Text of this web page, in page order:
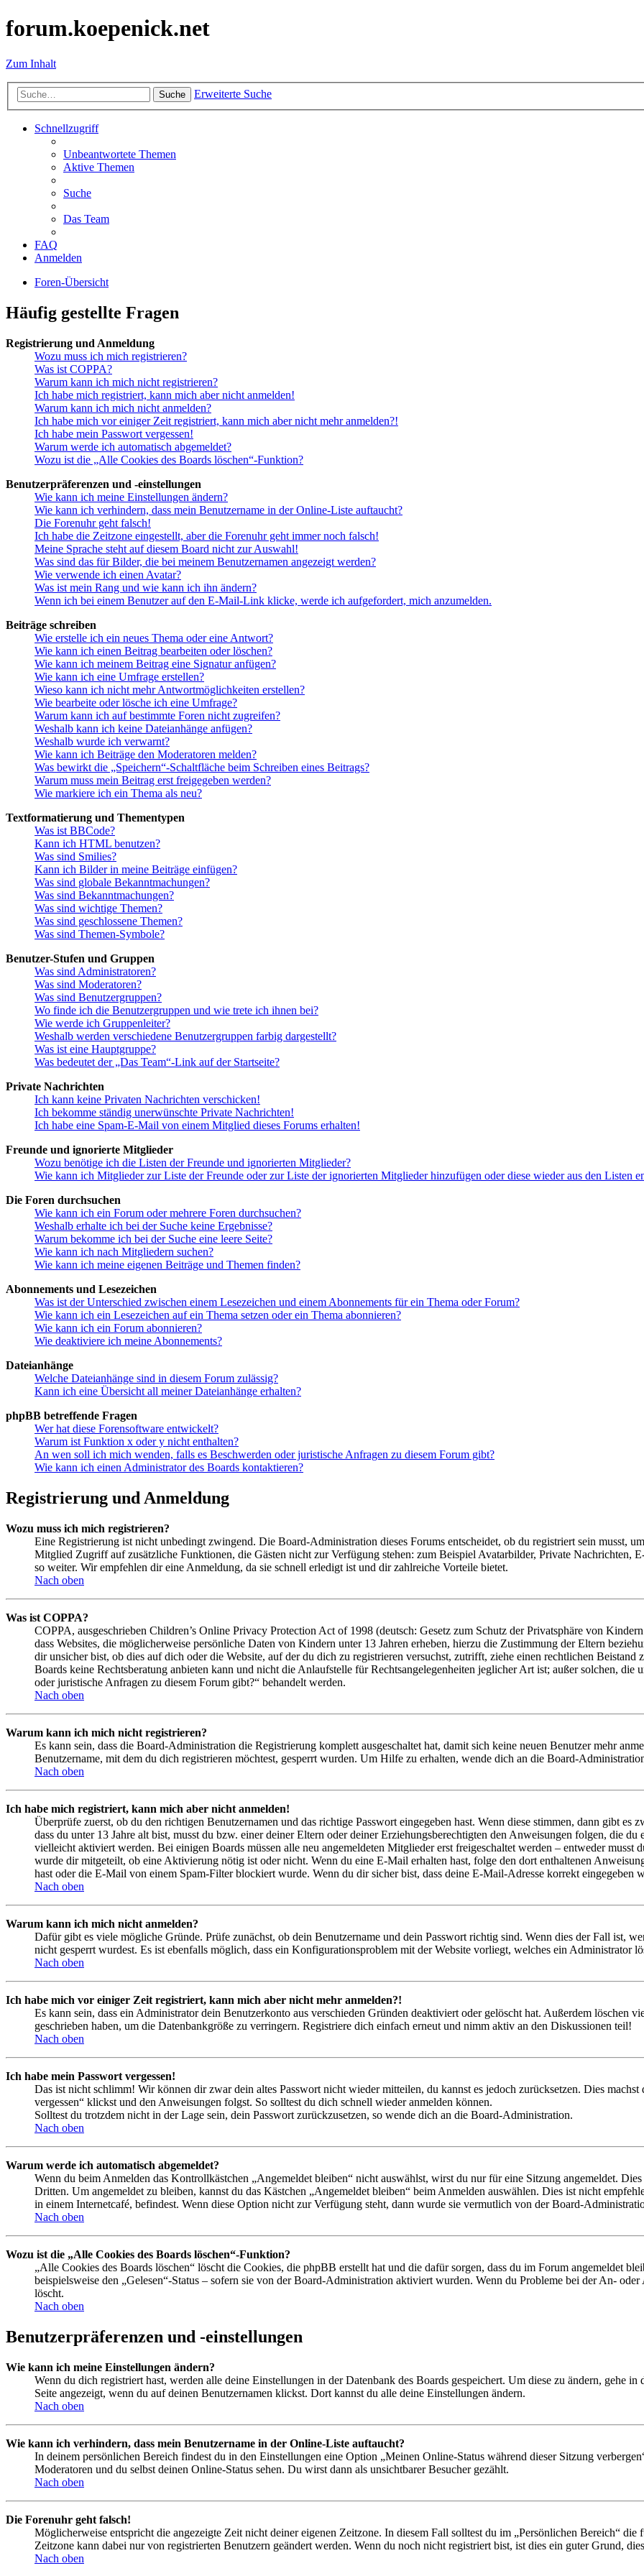
forum.koepenick.net
Zum Inhalt
Suche Erweiterte Suche
Schnellzugriff
Unbeantwortete Themen
Aktive Themen
Suche
Das Team
FAQ
Anmelden
Foren-Übersicht
Häufig gestellte Fragen
Registrierung und Anmeldung
Wozu muss ich mich registrieren?
Was ist COPPA?
Warum kann ich mich nicht registrieren?
Ich habe mich registriert, kann mich aber nicht anmelden!
Warum kann ich mich nicht anmelden?
Ich habe mich vor einiger Zeit registriert, kann mich aber nicht mehr anmelden?!
Ich habe mein Passwort vergessen!
Warum werde ich automatisch abgemeldet?
Wozu ist die „Alle Cookies des Boards löschen“-Funktion?
Benutzerpräferenzen und -einstellungen
Wie kann ich meine Einstellungen ändern?
Wie kann ich verhindern, dass mein Benutzername in der Online-Liste auftaucht?
Die Forenuhr geht falsch!
Ich habe die Zeitzone eingestellt, aber die Forenuhr geht immer noch falsch!
Meine Sprache steht auf diesem Board nicht zur Auswahl!
Was sind das für Bilder, die bei meinem Benutzernamen angezeigt werden?
Wie verwende ich einen Avatar?
Was ist mein Rang und wie kann ich ihn ändern?
Wenn ich bei einem Benutzer auf den E-Mail-Link klicke, werde ich aufgefordert, mich anzumelden.
Beiträge schreiben
Wie erstelle ich ein neues Thema oder eine Antwort?
Wie kann ich einen Beitrag bearbeiten oder löschen?
Wie kann ich meinem Beitrag eine Signatur anfügen?
Wie kann ich eine Umfrage erstellen?
Wieso kann ich nicht mehr Antwortmöglichkeiten erstellen?
Wie bearbeite oder lösche ich eine Umfrage?
Warum kann ich auf bestimmte Foren nicht zugreifen?
Weshalb kann ich keine Dateianhänge anfügen?
Weshalb wurde ich verwarnt?
Wie kann ich Beiträge den Moderatoren melden?
Was bewirkt die „Speichern“-Schaltfläche beim Schreiben eines Beitrags?
Warum muss mein Beitrag erst freigegeben werden?
Wie markiere ich ein Thema als neu?
Textformatierung und Thementypen
Was ist BBCode?
Kann ich HTML benutzen?
Was sind Smilies?
Kann ich Bilder in meine Beiträge einfügen?
Was sind globale Bekanntmachungen?
Was sind Bekanntmachungen?
Was sind wichtige Themen?
Was sind geschlossene Themen?
Was sind Themen-Symbole?
Benutzer-Stufen und Gruppen
Was sind Administratoren?
Was sind Moderatoren?
Was sind Benutzergruppen?
Wo finde ich die Benutzergruppen und wie trete ich ihnen bei?
Wie werde ich Gruppenleiter?
Weshalb werden verschiedene Benutzergruppen farbig dargestellt?
Was ist eine Hauptgruppe?
Was bedeutet der „Das Team“-Link auf der Startseite?
Private Nachrichten
Ich kann keine Privaten Nachrichten verschicken!
Ich bekomme ständig unerwünschte Private Nachrichten!
Ich habe eine Spam-E-Mail von einem Mitglied dieses Forums erhalten!
Freunde und ignorierte Mitglieder
Wozu benötige ich die Listen der Freunde und ignorierten Mitglieder?
Wie kann ich Mitglieder zur Liste der Freunde oder zur Liste der ignorierten Mitglieder hinzufügen oder diese wieder aus den Listen
Die Foren durchsuchen
Wie kann ich ein Forum oder mehrere Foren durchsuchen?
Weshalb erhalte ich bei der Suche keine Ergebnisse?
Warum bekomme ich bei der Suche eine leere Seite?
Wie kann ich nach Mitgliedern suchen?
Wie kann ich meine eigenen Beiträge und Themen finden?
Abonnements und Lesezeichen
Was ist der Unterschied zwischen einem Lesezeichen und einem Abonnements für ein Thema oder Forum?
Wie kann ich ein Lesezeichen auf ein Thema setzen oder ein Thema abonnieren?
Wie kann ich ein Forum abonnieren?
Wie deaktiviere ich meine Abonnements?
Dateianhänge
Welche Dateianhänge sind in diesem Forum zulässig?
Kann ich eine Übersicht all meiner Dateianhänge erhalten?
phpBB betreffende Fragen
Wer hat diese Forensoftware entwickelt?
Warum ist Funktion x oder y nicht enthalten?
An wen soll ich mich wenden, falls es Beschwerden oder juristische Anfragen zu diesem Forum gibt?
Wie kann ich einen Administrator des Boards kontaktieren?
Registrierung und Anmeldung
Wozu muss ich mich registrieren?
Eine Registrierung ist nicht unbedingt zwingend. Die Board-Administration dieses Forums entscheidet, ob du registriert sein musst,
Mitglied Zugriff auf zusätzliche Funktionen, die Gästen nicht zur Verfügung stehen: zum Beispiel Avatarbilder, Private Nachrichten,
so weiter. Wir empfehlen dir eine Anmeldung, da sie schnell erledigt ist und dir zahlreiche Vorteile bietet.
Nach oben
Was ist COPPA?
COPPA, ausgeschrieben Children’s Online Privacy Protection Act of 1998 (deutsch: Gesetz zum Schutz der Privatsphäre von
dass Websites, die möglicherweise persönliche Daten von Kindern unter 13 Jahren erheben, hierzu die Zustimmung der Eltern
dir unsicher bist, ob dies auf dich oder die Website, auf der du dich zu registrieren versuchst, zutrifft, ziehe einen rechtlichen
Boards keine Rechtsberatung anbieten kann und nicht die Anlaufstelle für Rechtsangelegenheiten jeglicher Art ist; außer solchen,
oder juristische Anfragen zu diesem Forum gibt?“ behandelt werden.
Nach oben
Warum kann ich mich nicht registrieren?
Es kann sein, dass die Board-Administration die Registrierung komplett ausgeschaltet hat, damit sich keine neuen Benutzer mehr
Benutzername, mit dem du dich registrieren möchtest, gesperrt wurden. Um Hilfe zu erhalten, wende dich an die Board-
Nach oben
Ich habe mich registriert, kann mich aber nicht anmelden!
Überprüfe zuerst, ob du den richtigen Benutzernamen und das richtige Passwort eingegeben hast. Wenn diese stimmen, dann gibt es
dass du unter 13 Jahre alt bist, musst du bzw. einer deiner Eltern oder deiner Erziehungsberechtigten den Anweisungen folgen, die
vielleicht aktiviert werden. Bei einigen Boards müssen alle neu angemeldeten Mitglieder erst freigeschaltet werden – entweder musst
wurde dir mitgeteilt, ob eine Aktivierung nötig ist oder nicht. Wenn du eine E-Mail erhalten hast, folge den dort enthaltenen
hast oder die E-Mail von einem Spam-Filter blockiert wurde. Wenn du dir sicher bist, dass deine E-Mail-Adresse korrekt eingegeben
Nach oben
Warum kann ich mich nicht anmelden?
Dafür gibt es viele mögliche Gründe. Prüfe zunächst, ob dein Benutzername und dein Passwort richtig sind. Wenn dies der Fall ist,
nicht gesperrt wurdest. Es ist ebenfalls möglich, dass ein Konfigurationsproblem mit der Website vorliegt, welches ein Administrator
Nach oben
Ich habe mich vor einiger Zeit registriert, kann mich aber nicht mehr anmelden?!
Es kann sein, dass ein Administrator dein Benutzerkonto aus verschieden Gründen deaktiviert oder gelöscht hat. Außerdem löschen
geschrieben haben, um die Datenbankgröße zu verringern. Registriere dich einfach erneut und nimm aktiv an den Diskussionen teil!
Nach oben
Ich habe mein Passwort vergessen!
Das ist nicht schlimm! Wir können dir zwar dein altes Passwort nicht wieder mitteilen, du kannst es jedoch zurücksetzen. Dies
vergessen“ klickst und den Anweisungen folgst. So solltest du dich schnell wieder anmelden können.
Solltest du trotzdem nicht in der Lage sein, dein Passwort zurückzusetzen, so wende dich an die Board-Administration.
Nach oben
Warum werde ich automatisch abgemeldet?
Wenn du beim Anmelden das Kontrollkästchen „Angemeldet bleiben“ nicht auswählst, wirst du nur für eine Sitzung angemeldet.
Dritten. Um angemeldet zu bleiben, kannst du das Kästchen „Angemeldet bleiben“ beim Anmelden auswählen. Dies ist nicht
in einem Internetcafé, befindest. Wenn diese Option nicht zur Verfügung steht, dann wurde sie vermutlich von der Board-
Nach oben
Wozu ist die „Alle Cookies des Boards löschen“-Funktion?
„Alle Cookies des Boards löschen“ löscht die Cookies, die phpBB erstellt hat und die dafür sorgen, dass du im Forum angemeldet
beispielsweise den „Gelesen“-Status – sofern sie von der Board-Administration aktiviert wurden. Wenn du Probleme bei der An-
löscht.
Nach oben
Benutzerpräferenzen und -einstellungen
Wie kann ich meine Einstellungen ändern?
Wenn du dich registriert hast, werden alle deine Einstellungen in der Datenbank des Boards gespeichert. Um diese zu ändern, gehe
Seite angezeigt, wenn du auf deinen Benutzernamen klickst. Dort kannst du alle deine Einstellungen ändern.
Nach oben
Wie kann ich verhindern, dass mein Benutzername in der Online-Liste auftaucht?
In deinem persönlichen Bereich findest du in den Einstellungen eine Option „Meinen Online-Status während dieser Sitzung
Moderatoren und du selbst deinen Online-Status sehen. Du wirst dann als unsichtbarer Besucher gezählt.
Nach oben
Die Forenuhr geht falsch!
Möglicherweise entspricht die angezeigte Zeit nicht deiner eigenen Zeitzone. In diesem Fall solltest du im „Persönlichen Bereich“
Zeitzone kann dabei nur von registrierten Benutzern geändert werden. Wenn du noch nicht registriert bist, ist dies ein guter Grund,
Nach oben